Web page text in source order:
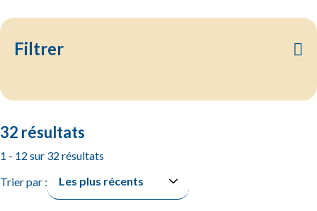
Filtrer
32 résultats
1 - 12 sur 32 résultats
Trier par :